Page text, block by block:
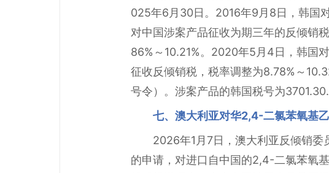
025年6月30日。2016年9月8日，韩国
对中国涉案产品征收为期三年的反倾销
86%～10.21%。2020年5月4日，韩国
征收反倾销税，税率调整为8.78%～
号令）。涉案产品的韩国税号为
七、澳大利亚对华2,4-二氯苯氧基
2026年1月7日，澳大利亚反倾销
的申请，对进口自中国的2,4-二氯苯